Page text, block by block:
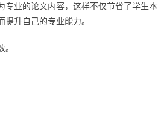
专业的论文内容，这样不仅节省了学生本
升自己的专业能力。